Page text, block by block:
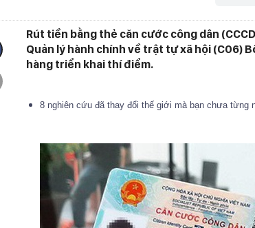
Rút tiền bằng thẻ căn cước công dân
Quản lý hành chính về trật tự xã hội (C06)
hàng triển khai thí điểm.
8 nghiên cứu đã thay đổi thế giới mà bạn chưa từng